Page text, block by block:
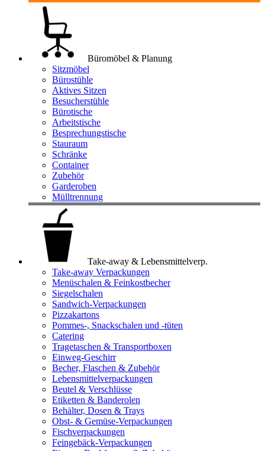
Büromöbel & Planung
Sitzmöbel
Bürostühle
Aktives Sitzen
Besucherstühle
Bürotische
Arbeitstische
Besprechungstische
Stauraum
Schränke
Container
Zubehör
Garderoben
Mülltrennung
Take-away & Lebensmittelverp.
Take-away Verpackungen
Menüschalen & Feinkostbecher
Siegelschalen
Sandwich-Verpackungen
Pizzakartons
Pommes-, Snackschalen und -tüten
Catering
Tragetaschen & Transportboxen
Einweg-Geschirr
Becher, Flaschen & Zubehör
Lebensmittelverpackungen
Beutel & Verschlüsse
Etiketten & Banderolen
Behälter, Dosen & Trays
Obst- & Gemüse-Verpackungen
Fischverpackungen
Feingebäck-Verpackungen